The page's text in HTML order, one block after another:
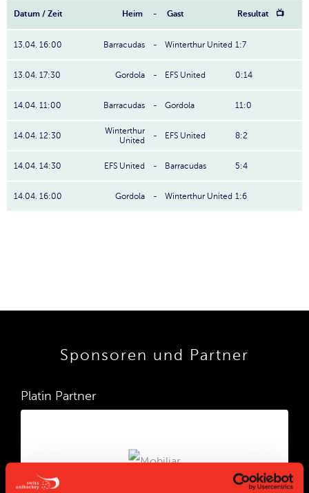
Datum / Zeit Heim - Gast Resultat 📺
13.04. 16:00 Barracudas - Winterthur United 1:7
13.04. 17:30 Gordola - EFS United 0:14
14.04. 11:00 Barracudas - Gordola 11:0
14.04. 12:30
Winterthur
United
- EFS United 8:2
14.04. 14:30 EFS United - Barracudas 5:4
14.04. 16:00 Gordola - Winterthur United 1:6
Sponsoren und Partner
Platin Partner